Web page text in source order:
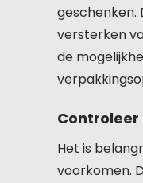
geschenken.
versterken
de
Het is
voorkomen.